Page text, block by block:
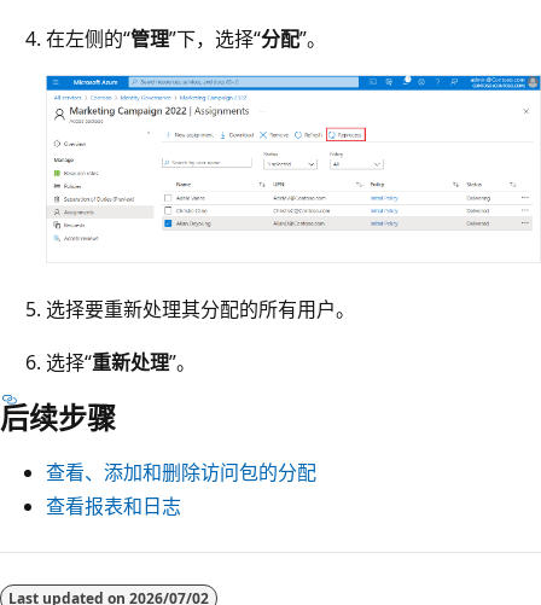
在左侧的“管理”下，选择“分配”。
选择要重新处理其分配的所有用户。
选择“重新处理”。
后续步骤
查看、添加和删除访问包的分配
查看报表和日志
阅
读Last updated on 2026/07/02